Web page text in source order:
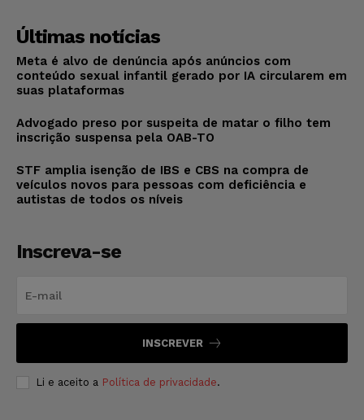
Últimas notícias
Meta é alvo de denúncia após anúncios com
conteúdo sexual infantil gerado por IA circularem em
suas plataformas
Advogado preso por suspeita de matar o filho tem
inscrição suspensa pela OAB-TO
STF amplia isenção de IBS e CBS na compra de
veículos novos para pessoas com deficiência e
autistas de todos os níveis
Inscreva-se
INSCREVER
Li e aceito a Política de privacidade.